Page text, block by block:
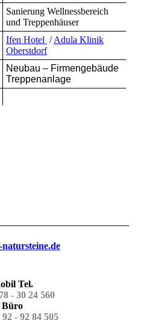
Sanierung Wellnessbereich
und Treppenhäuser
Ifen Hotel /Adula Klinik
Oberstdorf
Neubau – Firmengebäude
Treppenanlage
Tel.
- 30 24 560
Büro
- 92 84 505